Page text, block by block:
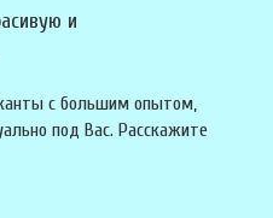
и
с большим опытом,
под Вас. Расскажите